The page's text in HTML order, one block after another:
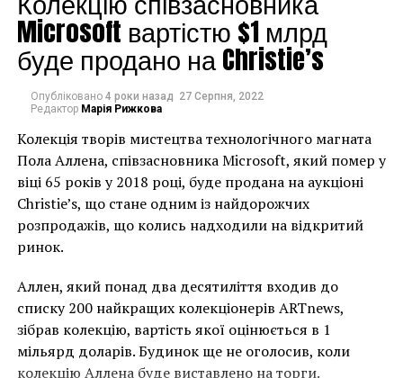
своем заявлении.
Коллекция включает в себя работы художников от
Эдгара Дега, Жоржа Брака и Джоана Миро до
Джексона Поллока, Барнетта Ньюмана, Марка Ротко
и Роя Лихтенштейна.
Microsoft вартістю $1 млрд
буде продано на Christie’s
Опубліковано 4 роки назад 27 Серпня, 2022
Редактор Марія Рижкова
Колекція творів мистецтва технологічного магната
Пола Аллена, співзасновника Microsoft, який помер у
віці 65 років у 2018 році, буде продана на аукціоні
Christie’s, що стане одним із найдорожчих
розпродажів, що колись надходили на відкритий
ринок.
Аллен, який понад два десятиліття входив до
списку 200 найкращих колекціонерів ARTnews,
зібрав колекцію, вартість якої оцінюється в 1
мільярд доларів. Будинок ще не оголосив, коли
колекцію Аллена буде виставлено на торги.